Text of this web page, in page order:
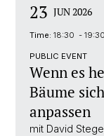
23 JUN 2026
Time: 18:30 - 19:30
PUBLIC EVENT
Wenn es
Bäume
anpassen
mit David